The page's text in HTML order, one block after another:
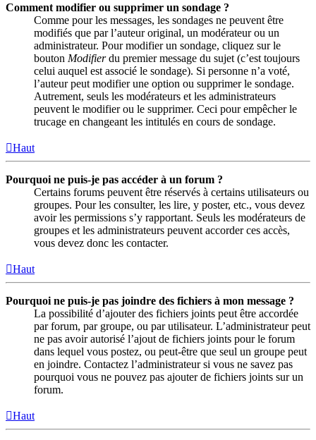
Comment modifier ou supprimer un sondage ?
Comme pour les messages, les sondages ne peuvent être
modifiés que par l’auteur original, un modérateur ou un
administrateur. Pour modifier un sondage, cliquez sur le
bouton Modifierdu premier message du sujet (c’est toujours
celui auquel est associé le sondage). Si personne n’a voté,
l’auteur peut modifier une option ou supprimer le sondage.
Autrement, seuls les modérateurs et les administrateurs
peuvent le modifier ou le supprimer. Ceci pour empêcher le
trucage en changeant les intitulés en cours de sondage.
Haut
Pourquoi ne puis-je pas accéder à un forum ?
Certains forums peuvent être réservés à certains utilisateurs ou
groupes. Pour les consulter, les lire, y poster, etc., vous devez
avoir les permissions s’y rapportant. Seuls les modérateurs de
groupes et les administrateurs peuvent accorder ces accès,
vous devez donc les contacter.
Haut
Pourquoi ne puis-je pas joindre des fichiers à mon message ?
La possibilité d’ajouter des fichiers joints peut être accordée
par forum, par groupe, ou par utilisateur. L’administrateur peut
ne pas avoir autorisé l’ajout de fichiers joints pour le forum
dans lequel vous postez, ou peut-être que seul un groupe peut
en joindre. Contactez l’administrateur si vous ne savez pas
pourquoi vous ne pouvez pas ajouter de fichiers joints sur un
forum.
Haut